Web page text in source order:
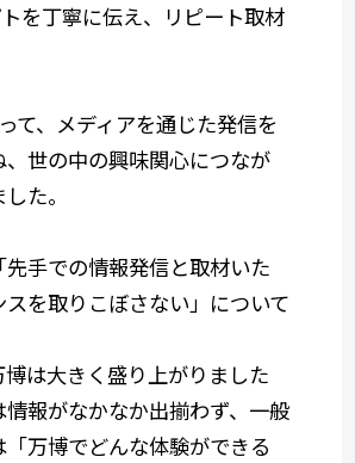
を丁寧に伝え、リピート取材
て、メディアを通じた発信を
世の中の興味関心につなが
た。
手での情報発信と取材いた
を取りこぼさない」 について
は大きく盛り上がりました
報がなかなか出揃わず、一般
万博でどんな体験ができる